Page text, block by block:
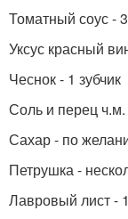
Томатный соус -
Уксус красный
Чеснок - 1 зубчик
Соль и перец ч.м.
Сахар - по
Петрушка -
Лавровый лист -